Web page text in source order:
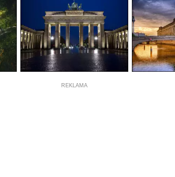
REKLAMA